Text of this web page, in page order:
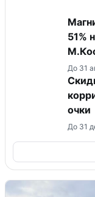
51%
До 31
очки
До 31